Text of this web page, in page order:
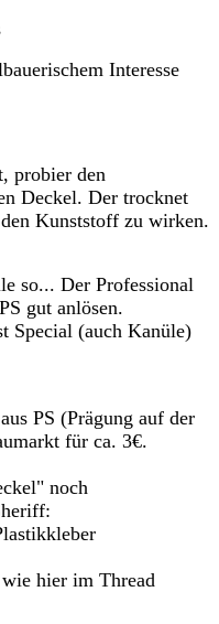
Interesse
probier den
Deckel. Der trocknet
Kunststoff zu wirken.
so... Der Professional
gut anlösen.
Special (auch Kanüle)
PS (Prägung auf der
für ca. 3€.
noch
hier im Thread